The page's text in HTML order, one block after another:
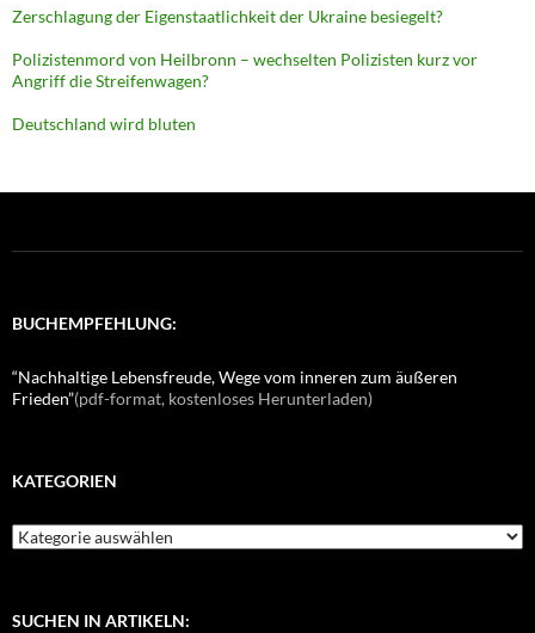
Zerschlagung der Eigenstaatlichkeit der Ukraine besiegelt?
Polizistenmord von Heilbronn – wechselten Polizisten kurz vor
Angriff die Streifenwagen?
Deutschland wird bluten
BUCHEMPFEHLUNG:
“Nachhaltige Lebensfreude, Wege vom inneren zum äußeren
Frieden”(pdf-format, kostenloses Herunterladen)
KATEGORIEN
K
g
SUCHEN IN ARTIKELN: